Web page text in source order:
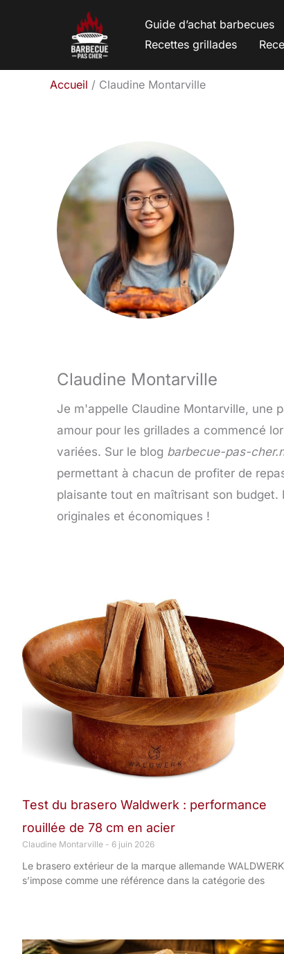
Guide d’achat barbecues
Recettes grillades
Accueil Claudine Montarville
Claudine Montarville
Je m'appelle Claudine Montarville, une
amour pour les grillades a commencé
variées. Sur le blog barbecue-pas-
permettant à chacun de profiter de
plaisante tout en maîtrisant son
originales et économiques !
Test du brasero Waldwerk : performance
rouillée de 78 cm en acier
Claudine Montarville 6 juin 2026
Le brasero extérieur de la marque allemande WALDWERK
s’impose comme une référence dans la catégorie des